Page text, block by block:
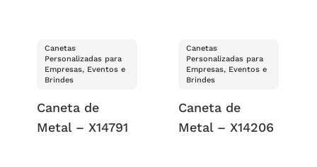
Canetas
Personalizadas para
Empresas, Eventos e
Brindes
Caneta de
Metal – X14791
Canetas
Personalizadas para
Empresas, Eventos e
Brindes
Caneta de
Metal – X14206